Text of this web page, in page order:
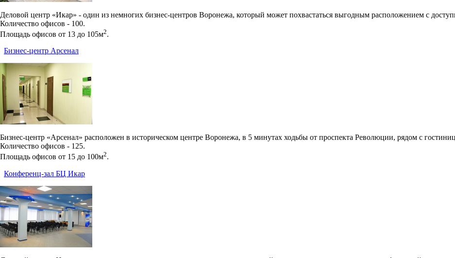
Деловой центр «Икар» - один из немногих бизнес-центров Воронежа, который может похвастаться выгодным расположением с
Количество офисов - 100.
Площадь офисов от 13 до 105м2.
Бизнес-центр Арсенал
Бизнес-центр «Арсенал» расположен в историческом центре Воронежа, в 5 минутах ходьбы от проспекта Революции, рядом с
Количество офисов - 125.
Площадь офисов от 15 до 100м2.
Конференц-зал БЦ Икар